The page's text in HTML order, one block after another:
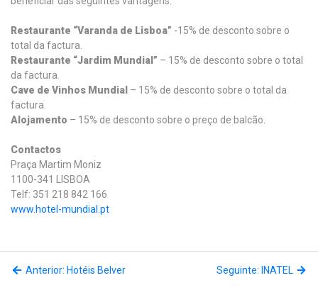
Restaurante “Varanda de Lisboa” -15% de desconto sobre o
total da factura.
Restaurante “Jardim Mundial” – 15% de desconto sobre o total
da factura.
Cave de Vinhos Mundial – 15% de desconto sobre o total da
factura.
Alojamento – 15% de desconto sobre o preço de balcão.
Contactos
Praça Martim Moniz
1100-341 LISBOA
Telf: 351 218 842 166
www.hotel-mundial.pt
Anterior: Hotéis Belver Seguinte: INATEL